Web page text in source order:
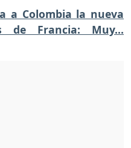
a Colombia la nueva
de Francia: Muy...